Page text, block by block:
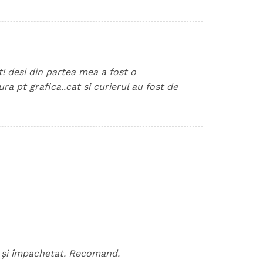
desi din partea mea a fost o
pt grafica..cat si curierul au fost de
împachetat. Recomand.